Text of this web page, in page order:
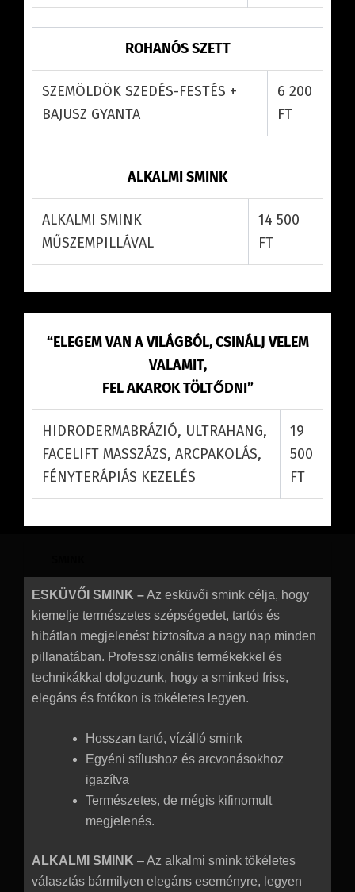
ROHANÓS SZETT
SZEMÖLDÖK SZEDÉS-FESTÉS +
BAJUSZ GYANTA
6 200
FT
ALKALMI SMINK
ALKALMI SMINK
MŰSZEMPILLÁVAL
14 500
FT
“ELEGEM VAN A VILÁGBÓL, CSINÁLJ VELEM
VALAMIT,
FEL AKAROK TÖLTŐDNI”
HIDRODERMABRÁZIÓ, ULTRAHANG,
FACELIFT MASSZÁZS, ARCPAKOLÁS,
FÉNYTERÁPIÁS KEZELÉS
19
500
FT
ESKÜVŐI SMINK –Az esküvői smink célja, hogy
kiemelje természetes szépségedet, tartós és
hibátlan megjelenést biztosítva a nagy nap minden
pillanatában. Professzionális termékekkel és
technikákkal dolgozunk, hogy a sminked friss,
elegáns és fotókon is tökéletes legyen.
Hosszan tartó, vízálló smink
Egyéni stílushoz és arcvonásokhoz
igazítva
Természetes, de mégis kifinomult
megjelenés.
ALKALMI SMINK – Az alkalmi smink tökéletes
választás bármilyen elegáns eseményre, legyen